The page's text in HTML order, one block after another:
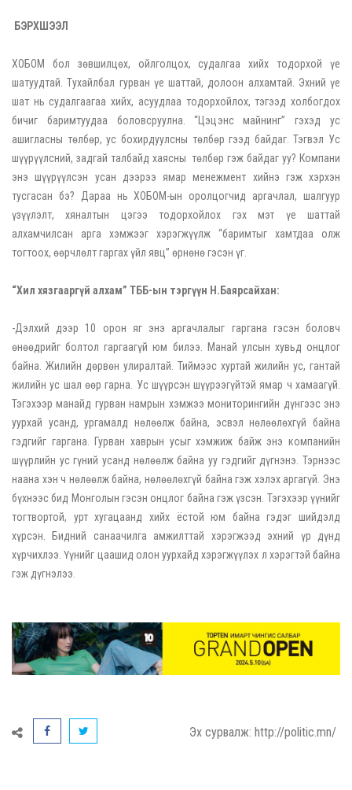
БЭРХШЭЭЛ
ХОБОМ бол зөвшилцөх, ойлголцох, судалгаа хийх тодорхой үе
шатуудтай. Тухайлбал гурван үе шаттай, долоон алхамтай. Эхний үе
шат нь судалгаагаа хийх, асуудлаа тодорхойлох, тэгээд холбогдох
бичиг баримтуудаа боловсруулна. “Цэцэнс майнинг” гэхэд ус
ашигласны төлбөр, ус бохирдуулсны төлбөр гээд байдаг. Тэгвэл Ус
шүүрүүлсний, задгай талбайд хаясны төлбөр гэж байдаг уу? Компани
энэ шүүрүүлсэн усан дээрээ ямар менежмент хийнэ гэж хэрхэн
тусгасан бэ? Дараа нь ХОБОМ-ын оролцогчид аргачлал, шалгуур
үзүүлэлт, хяналтын цэгээ тодорхойлох гэх мэт үе шаттай
алхамчилсан арга хэмжээг хэрэгжүүлж “баримтыг хамтдаа олж
тогтоох, өөрчлөлт гаргах үйл явц” өрнөнө гэсэн үг.
“Хил хязгааргүй алхам” ТББ-ын тэргүүн Н.Баярсайхан:
-Дэлхий дээр 10 орон яг энэ аргачлалыг гаргана гэсэн боловч
өнөөдрийг болтол гаргаагүй юм билээ. Манай улсын хувьд онцлог
байна. Жилийн дөрвөн улиралтай. Тиймээс хуртай жилийн ус, гантай
жилийн ус шал өөр гарна. Ус шүүрсэн шүүрээгүйтэй ямар ч хамаагүй.
Тэгэхээр манайд гурван намрын хэмжээ мониторингийн дүнгээс энэ
уурхай усанд, ургамалд нөлөөлж байна, эсвэл нөлөөлөхгүй байна
гэдгийг гаргана. Гурван хаврын усыг хэмжиж байж энэ компанийн
шүүрлийн ус гүний усанд нөлөөлж байна уу гэдгийг дүгнэнэ. Тэрнээс
наана хэн ч нөлөөлж байна, нөлөөлөхгүй байна гэж хэлэх аргагүй. Энэ
бүхнээс бид Монголын гэсэн онцлог байна гэж үзсэн. Тэгэхээр үүнийг
тогтвортой, урт хугацаанд хийх ёстой юм байна гэдэг шийдэлд
хүрсэн. Бидний санаачилга амжилттай хэрэгжээд эхний үр дүнд
хүрчихлээ. Үүнийг цаашид олон уурхайд хэрэгжүүлэх л хэрэгтэй байна
гэж дүгнэлээ.
Эх сурвалж: http://politic.mn/